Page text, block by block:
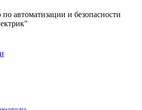
автоматизации и безопасности